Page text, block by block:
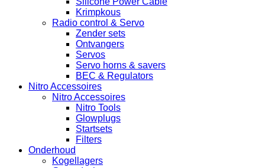
Krimpkous
Radio control & Servo
Zender sets
Ontvangers
Servos
Servo horns & savers
BEC & Regulators
Nitro Accessoires
Nitro Accessoires
Nitro Tools
Glowplugs
Startsets
Filters
Onderhoud
Kogellagers